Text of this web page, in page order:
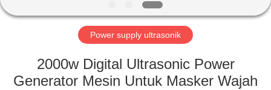
TUR
KONTROL
Power supply ultrasonik
2000w Digital Ultrasonic Power
Generator Mesin Untuk Masker Wajah